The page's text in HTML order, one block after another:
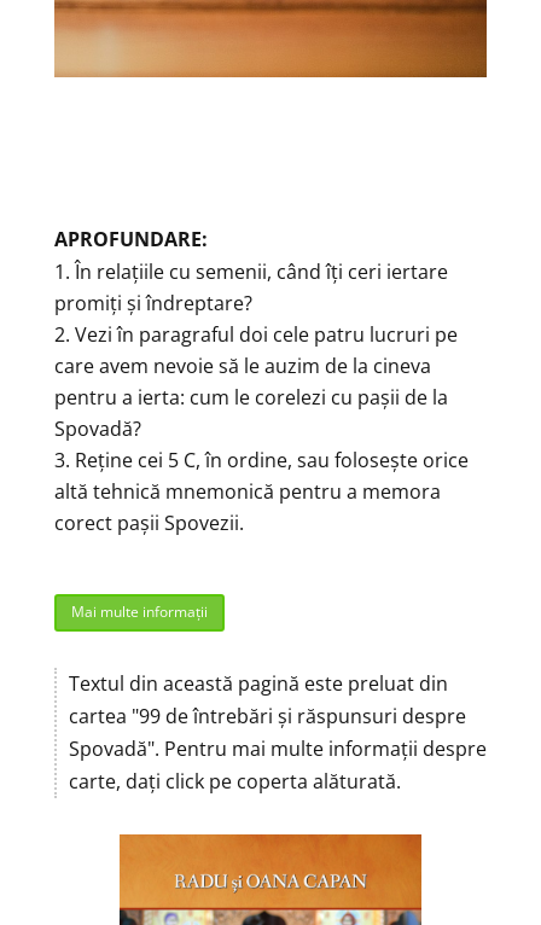
APROFUNDARE:
În relațiile cu semenii, când îți ceri iertare
promiți și îndreptare?
Vezi în paragraful doi cele patru lucruri pe
care avem nevoie să le auzim de la cineva
pentru a ierta: cum le corelezi cu pașii de la
Spovadă?
Reține cei 5 C, în ordine, sau folosește orice
altă tehnică mnemonică pentru a memora
corect pașii Spovezii.
Mai multe informații
Textul din această pagină este preluat din
cartea "99 de întrebări și răspunsuri despre
Spovadă". Pentru mai multe informații despre
carte, dați click pe coperta alăturată.